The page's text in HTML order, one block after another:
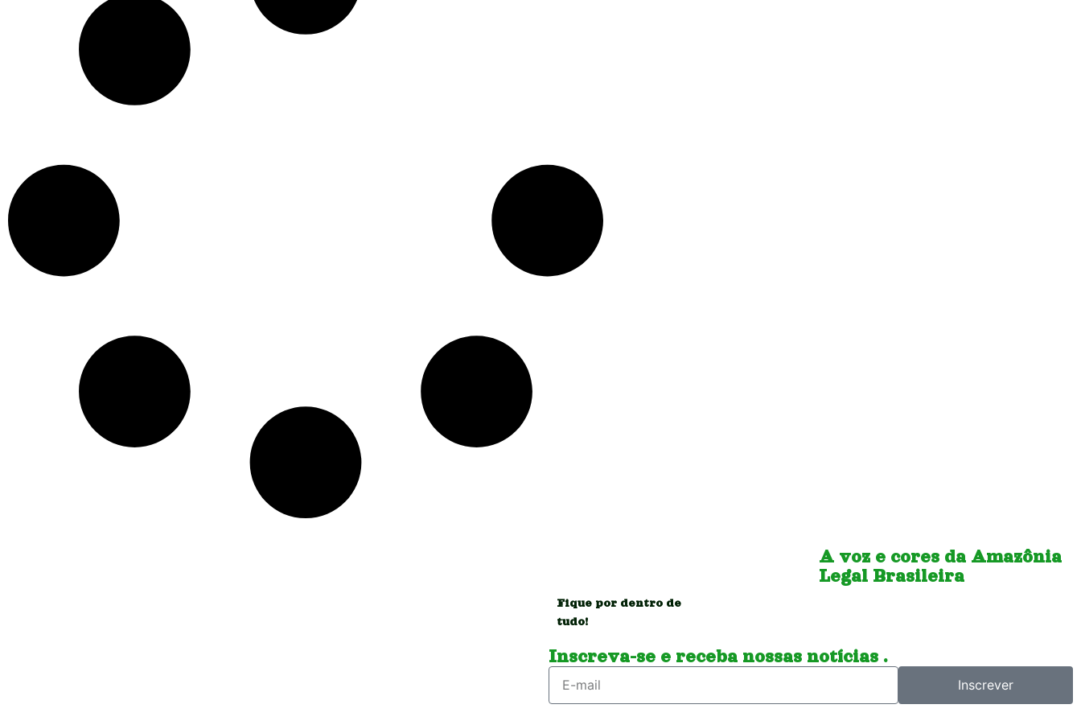
A voz e cores da Amazônia
Legal Brasileira
Fique por dentro de
tudo!
Inscreva-se e receba nossas notícias .
Inscrever